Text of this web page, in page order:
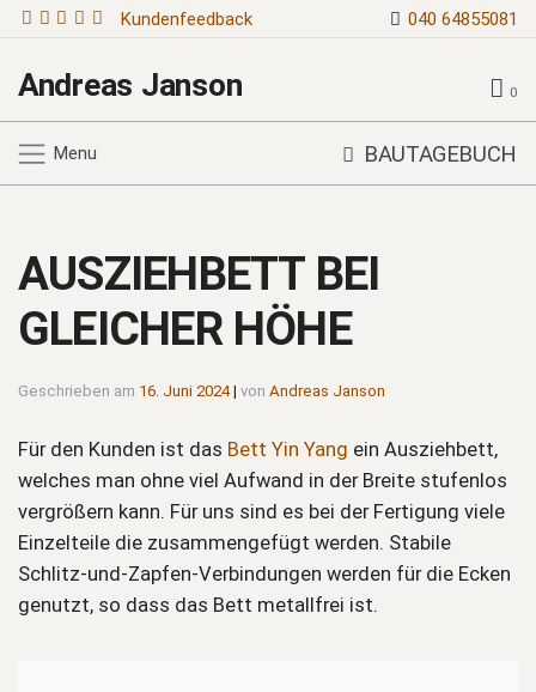
Kundenfeedback 040 64855081
Andreas Janson 0
Menu BAUTAGEBUCH
AUSZIEHBETT BEI
GLEICHER HÖHE
Geschrieben am 16. Juni 2024| von Andreas Janson
Für den Kunden ist das Bett Yin Yang ein Ausziehbett,
welches man ohne viel Aufwand in der Breite stufenlos
vergrößern kann. Für uns sind es bei der Fertigung viele
Einzelteile die zusammengefügt werden. Stabile
Schlitz-und-Zapfen-Verbindungen werden für die Ecken
genutzt, so dass das Bett metallfrei ist.